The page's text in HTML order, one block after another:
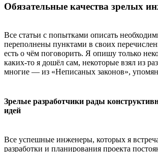
Обязательные качества зрелых
Все статьи с попытками описать
переполнены пунктами в своих
есть о чём поговорить. Я опишу только
каких-то я дошёл сам, некоторые взял из
многие — из «Неписаных законов»,
Зрелые разработчики рады
идей
Все успешные инженеры, которых я
разработки и планирования проекта